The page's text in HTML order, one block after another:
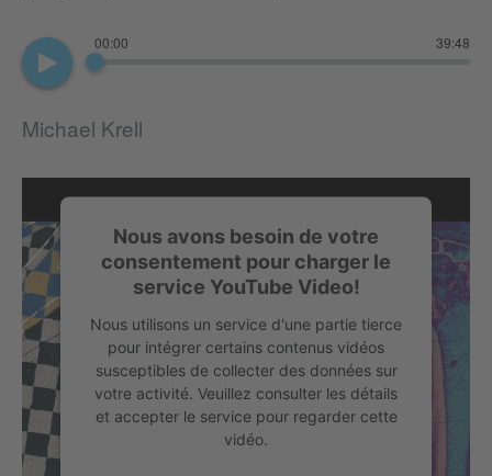
00:00 39:48
Michael Krell
Nous avons besoin de votre
consentement pour charger le
service YouTube Video!
Nous utilisons un service d'une partie tierce
pour intégrer certains contenus vidéos
susceptibles de collecter des données sur
votre activité. Veuillez consulter les détails
et accepter le service pour regarder cette
vidéo.